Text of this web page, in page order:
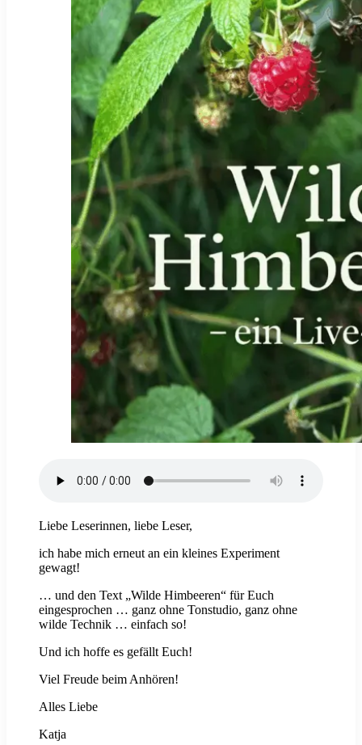
Liebe Leserinnen, liebe Leser,
ich habe mich erneut an ein kleines Experiment
gewagt!
… und den Text „Wilde Himbeeren“ für Euch
eingesprochen … ganz ohne Tonstudio, ganz ohne
wilde Technik … einfach so!
Und ich hoffe es gefällt Euch!
Viel Freude beim Anhören!
Alles Liebe
Katja